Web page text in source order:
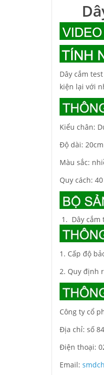
Dây cắm
kiện lại với
Kiểu chân:
Độ dài: 20cm
Màu sắc:
Quy cách:
Dây cắm
1. Cấp độ
2. Quy định
Công ty cổ
Địa chỉ: số
Điện thoại:
Email: